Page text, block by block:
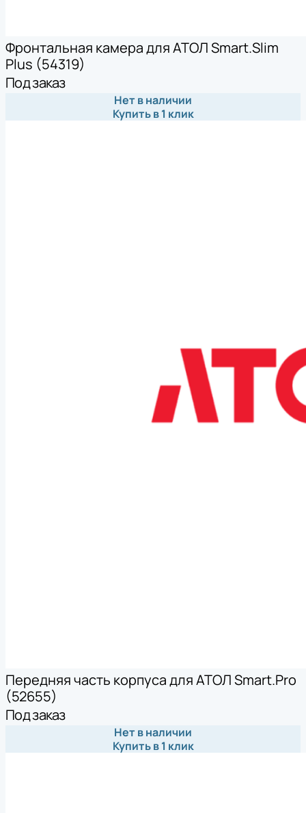
Фронтальная камера для АТОЛ Smart.Slim
Plus (54319)
Под заказ
Нет в наличии
Купить в 1 клик
Передняя часть корпуса для АТОЛ Smart.Pro
(52655)
Под заказ
Нет в наличии
Купить в 1 клик